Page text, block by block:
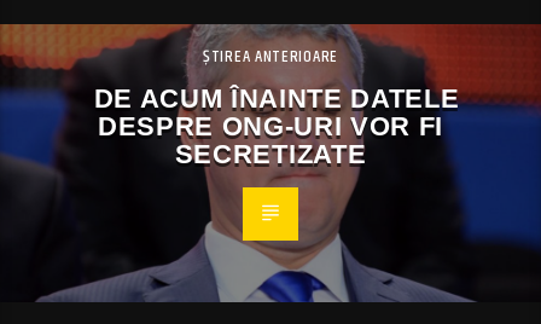
ȘTIREA ANTERIOARE
DE ACUM ÎNAINTE DATELE
DESPRE ONG-URI VOR FI
SECRETIZATE